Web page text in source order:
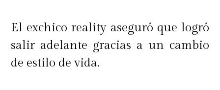
El exchico reality aseguró que logró
salir adelante gracias a un cambio
de estilo de vida.